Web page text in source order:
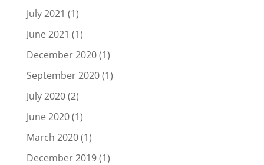
July 2021 (1)
June 2021 (1)
December 2020(1)
September 2020(1)
July 2020(2)
June 2020(1)
March 2020(1)
December 2019(1)